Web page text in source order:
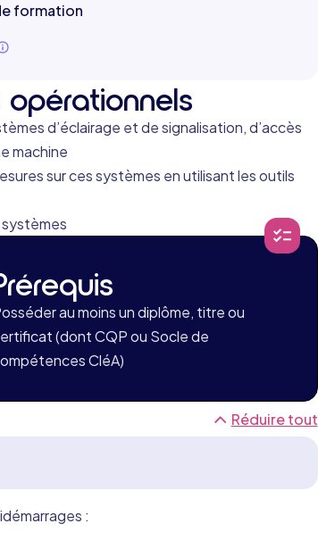
formation
d’éclairage et de signalisation, d’accès
machine
sur ces systèmes en utilisant les outils
au moins un diplôme, titre ou
(dont CQP ou Socle de
CléA)
Réduire tout
: